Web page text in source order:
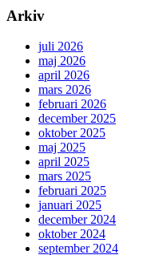
Arkiv
juli 2026
maj 2026
april 2026
mars 2026
februari 2026
december 2025
oktober 2025
maj 2025
april 2025
mars 2025
februari 2025
januari 2025
december 2024
oktober 2024
september 2024